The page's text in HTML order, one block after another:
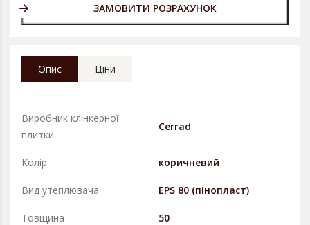
ЗАМОВИТИ РОЗРАХУНОК
Опис Ціни
Виробник клінкерної
плитки
Cerrad
Колір коричневий
Вид утеплювача EPS 80 (пінопласт)
Товщина 50